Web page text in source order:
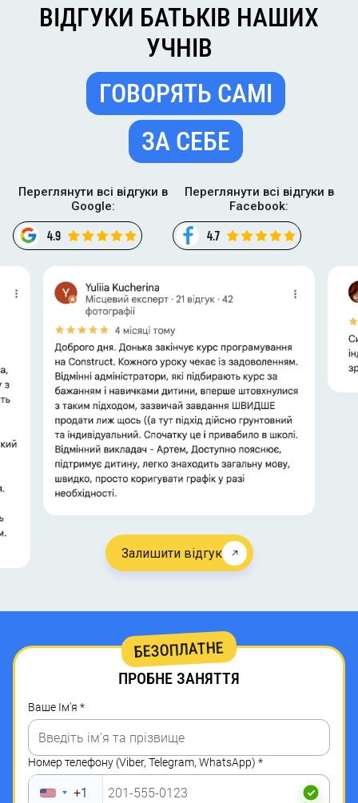
ВІДГУКИ
БАТЬКІВ
НАШИХ
УЧНІВ
ГОВОРЯТЬ
САМІ
ЗА
СЕБЕ
ВІДГУКИ БАТЬКІВ НАШИХ
УЧНІВ
ГОВОРЯТЬ САМІ
ЗА СЕБЕ
Переглянути всі відгуки в
Google:
4.9
Переглянути всі відгуки в
Facebook:
4.7
Залишити відгук
ВАША
ЗМОЖЕ
ТАК
САМО
БЕЗОПЛАТНЕ
ПРОБНЕ ЗАНЯТТЯ
Ваше Ім'я *
Номер телефону (Viber, Telegram, WhatsApp) *
+1